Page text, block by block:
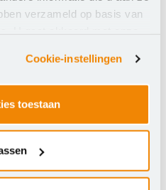
verzameld op basis van
Cookie-instellingen
toestaan